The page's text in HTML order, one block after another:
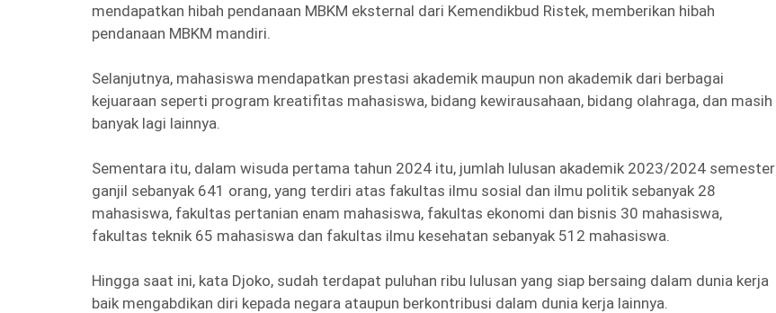
mendapatkan hibah pendanaan MBKM eksternal dari Kemendikbud Ristek, memberikan hibah
pendanaan MBKM mandiri.
Selanjutnya, mahasiswa mendapatkan prestasi akademik maupun non akademik dari berbagai
kejuaraan seperti program kreatifitas mahasiswa, bidang kewirausahaan, bidang olahraga, dan masih
banyak lagi lainnya.
Sementara itu, dalam wisuda pertama tahun 2024 itu, jumlah lulusan akademik 2023/2024 semester
ganjil sebanyak 641 orang, yang terdiri atas fakultas ilmu sosial dan ilmu politik sebanyak 28
mahasiswa, fakultas pertanian enam mahasiswa, fakultas ekonomi dan bisnis 30 mahasiswa,
fakultas teknik 65 mahasiswa dan fakultas ilmu kesehatan sebanyak 512 mahasiswa.
Hingga saat ini, kata Djoko, sudah terdapat puluhan ribu lulusan yang siap bersaing dalam dunia kerja
baik mengabdikan diri kepada negara ataupun berkontribusi dalam dunia kerja lainnya.